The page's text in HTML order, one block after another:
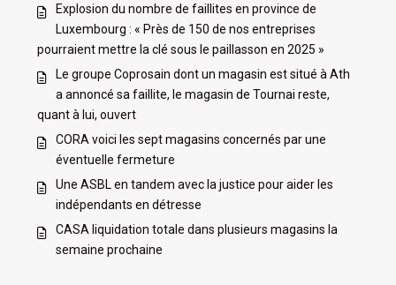
Explosion du nombre de faillites en province de
Luxembourg : « Près de 150 de nos entreprises
pourraient mettre la clé sous le paillasson en 2025 »
Le groupe Coprosain dont un magasin est situé à Ath
a annoncé sa faillite, le magasin de Tournai reste,
quant à lui, ouvert
CORA voici les sept magasins concernés par une
éventuelle fermeture
Une ASBL en tandem avec la justice pour aider les
indépendants en détresse
CASA liquidation totale dans plusieurs magasins la
semaine prochaine